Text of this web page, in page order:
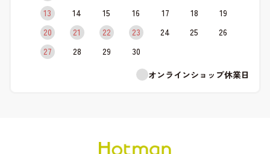
13
14 15 16 17 18
19
20
21 22 23 24 25
26
27
28 29
30
オンラインショップ休業日